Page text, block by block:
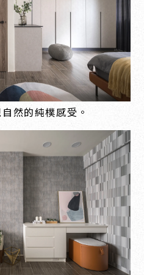
然的純樸感受。